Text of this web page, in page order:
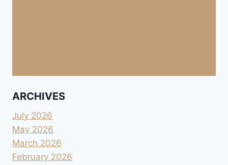
ARCHIVES
July 2026
May 2026
March 2026
February 2026